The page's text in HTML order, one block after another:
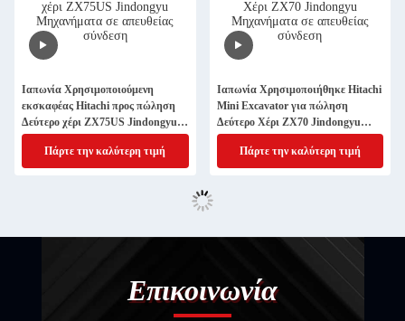
Ιαπωνία Χρησιμοποιούμενη
εκσκαφέας Hitachi προς πώληση
Δεύτερο χέρι ZX75US Jindongyu
Μηχανήματα
Πάρτε την καλύτερη τιμή
Ιαπωνία Χρησιμοποιήθηκε Hitachi
Mini Excavator για πώληση
Δεύτερο Χέρι ZX70 Jindongyu
Μηχανήματα
Πάρτε την καλύτερη τιμή
Επικοινωνία